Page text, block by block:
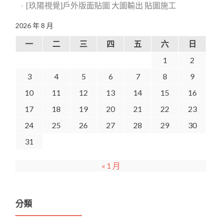
[玖陽視覺]戶外版面貼圖 大圖輸出 貼圖施工
2026 年 8 月
一 二 三 四 五 六
日
1
2
3
4 5 6 7 8
9
10
11 12 13 14 15
16
17
18 19 20 21 22
23
24
25 26 27 28 29
30
31
« 1 月
分類